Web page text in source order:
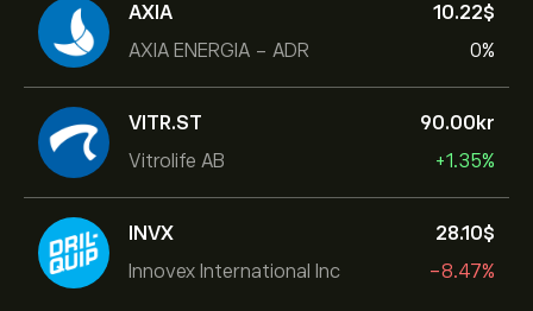
AXIA
AXIA ENERGIA - ADR
10.22‎$‎
0%
VITR.ST
Vitrolife AB
90.00‎kr‎
+1.35%
INVX
Innovex International Inc
28.10‎$‎
-8.47%